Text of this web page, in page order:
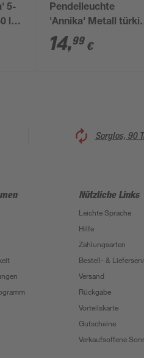
5-
lm
Pendelleuchte
'Annika' Metall
Ø 25 cm
14,99 €
Sorglos, 90
Nützliche Links
Leichte Sprache
Hilfe
Zahlungsarten
Bestell- &
Versand
Rückgabe
Vorteilskarte
Gutscheine
Verkaufsoffene